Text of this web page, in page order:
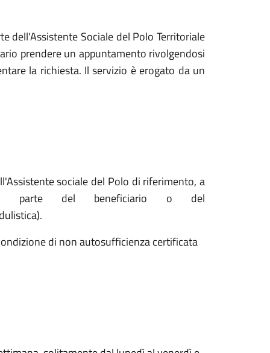
dell'Assistente Sociale del Polo Territoriale
prendere un appuntamento rivolgendosi
la richiesta. Il servizio è erogato da un
sociale del Polo di riferimento, a
parte del beneficiario o del
di non autosufficienza certificata